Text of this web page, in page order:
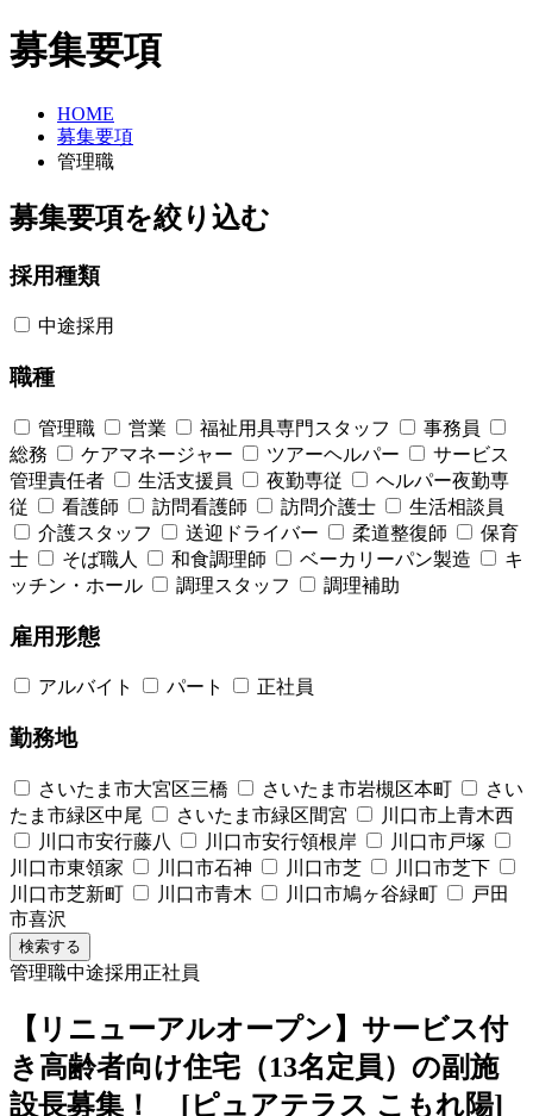
募集要項
HOME
募集要項
管理職
募集要項を絞り込む
採用種類
中途採用
職種
管理職 営業 福祉用具専門スタッフ
事務員
総務
ケアマネージャー ツアーヘルパー
サービス
管理責任者
生活支援員 夜勤専従
ヘルパー夜勤専
従
看護師 訪問看護師 訪問介護士
生活相談員
介護スタッフ
送迎ドライバー 柔道整復師
保育
士
そば職人 和食調理師 ベーカリーパン製造
キ
ッチン・ホール
調理スタッフ 調理補助
雇用形態
アルバイト パート 正社員
勤務地
さいたま市大宮区三橋 さいたま市岩槻区本町
さい
たま市緑区中尾
さいたま市緑区間宮
川口市上青木西
川口市安行藤八
川口市安行領根岸
川口市戸塚
川口市東領家
川口市石神 川口市芝
川口市芝下
川口市芝新町
川口市青木 川口市鳩ヶ谷緑町
戸田
市喜沢
検索する
管理職中途採用 正社員
【リニューアルオープン】サービス付
き高齢者向け住宅（13名定員）の副施
設長募集！ [ピュアテラス こもれ陽]